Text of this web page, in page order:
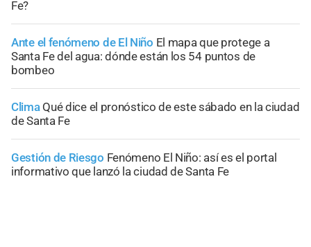
Fe?
Ante el fenómeno de El Niño El mapa que protege a
Santa Fe del agua: dónde están los 54 puntos de
bombeo
Clima Qué dice el pronóstico de este sábado en la ciudad
de Santa Fe
Gestión de Riesgo Fenómeno El Niño: así es el portal
informativo que lanzó la ciudad de Santa Fe